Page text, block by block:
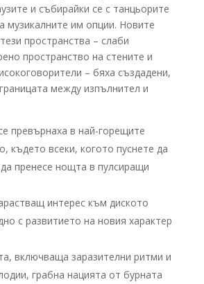
и събирайки се с танцьорите
музикалните им опции. Новите
пространства – слаби
пространство на стените и
– бяха създадени,
между изпълнител и
превърнаха в най-горещите
където всеки, когото пуснете да
пренесе нощта в пулсиращи
интерес към диското
с развитието на новия характер
включваща заразителни ритми и
грабна нацията от бурната